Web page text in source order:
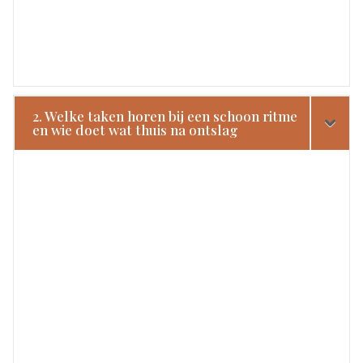
2. Welke taken horen bij een schoon ritme
en wie doet wat thuis na ontslag